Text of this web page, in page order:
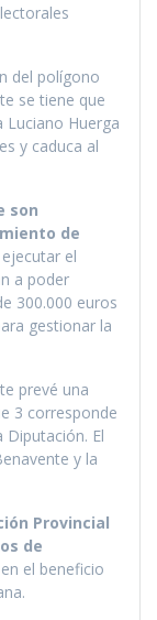
del polígono
se tiene que
Luciano Huerga
y caduca al
son
de
el
a poder
300.000 euros
gestionar la
prevé una
3 corresponde
Diputación. El
y la
Provincial
de
el beneficio